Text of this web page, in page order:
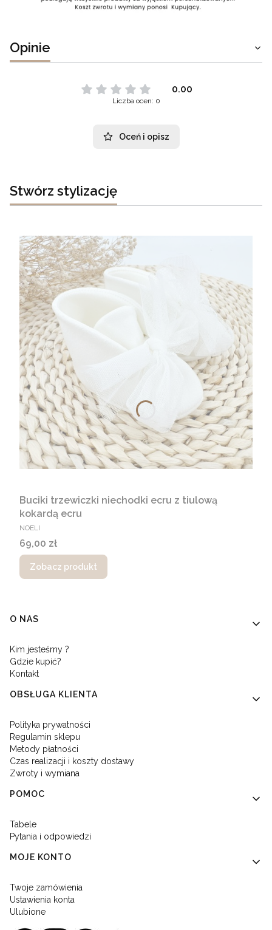
Opinie
0.00
Liczba ocen: 0
Oceń i opisz
Stwórz stylizację
Buciki trzewiczki niechodki ecru z tiulową
kokardą ecru
PRODUCENT
NOELI
Cena
69,00 zł
Zobacz produkt
Linki w stopce
O NAS
Kim jesteśmy ?
Gdzie kupić?
Kontakt
OBSŁUGA KLIENTA
Polityka prywatności
Regulamin sklepu
Metody płatności
Czas realizacji i koszty dostawy
Zwroty i wymiana
POMOC
Tabele
Pytania i odpowiedzi
MOJE KONTO
Twoje zamówienia
Ustawienia konta
Ulubione